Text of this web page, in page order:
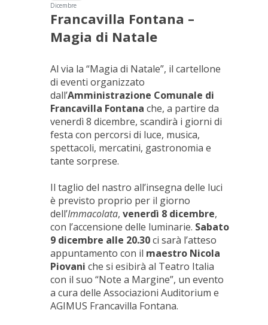
Dicembre
Francavilla Fontana –
Magia di Natale
Al via la “Magia di Natale”, il cartellone
di eventi organizzato
dall’Amministrazione Comunale di
Francavilla Fontana che, a partire da
venerdì 8 dicembre, scandirà i giorni di
festa con percorsi di luce, musica,
spettacoli, mercatini, gastronomia e
tante sorprese.
Il taglio del nastro all’insegna delle luci
è previsto proprio per il giorno
dell’Immacolata, venerdì 8 dicembre,
con l’accensione delle luminarie. Sabato
9 dicembre alle 20.30ci sarà l’atteso
appuntamento con il maestro Nicola
Piovani che si esibirà al Teatro Italia
con il suo “Note a Margine”, un evento
a cura delle Associazioni Auditorium e
AGIMUS Francavilla Fontana.